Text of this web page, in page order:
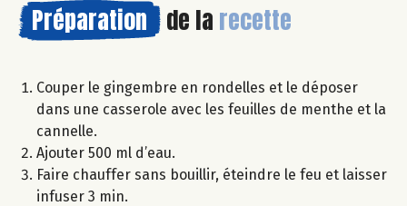
Préparation de la recette
Couper le gingembre en rondelles et le déposer
dans une casserole avec les feuilles de menthe et la
cannelle.
Ajouter 500 ml d’eau.
Faire chauffer sans bouillir, éteindre le feu et laisser
infuser 3 min.